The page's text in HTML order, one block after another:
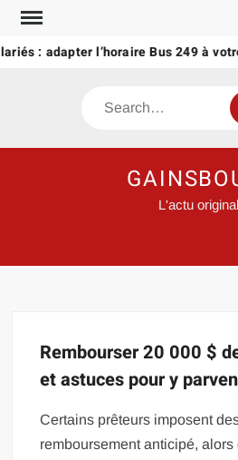
Skip
content: adapter l’horaire Bus 249 à
Search
L'actu
Rembourser 20 000 $
et astuces pour y
Certains prêteurs imposent
remboursement anticipé, alors